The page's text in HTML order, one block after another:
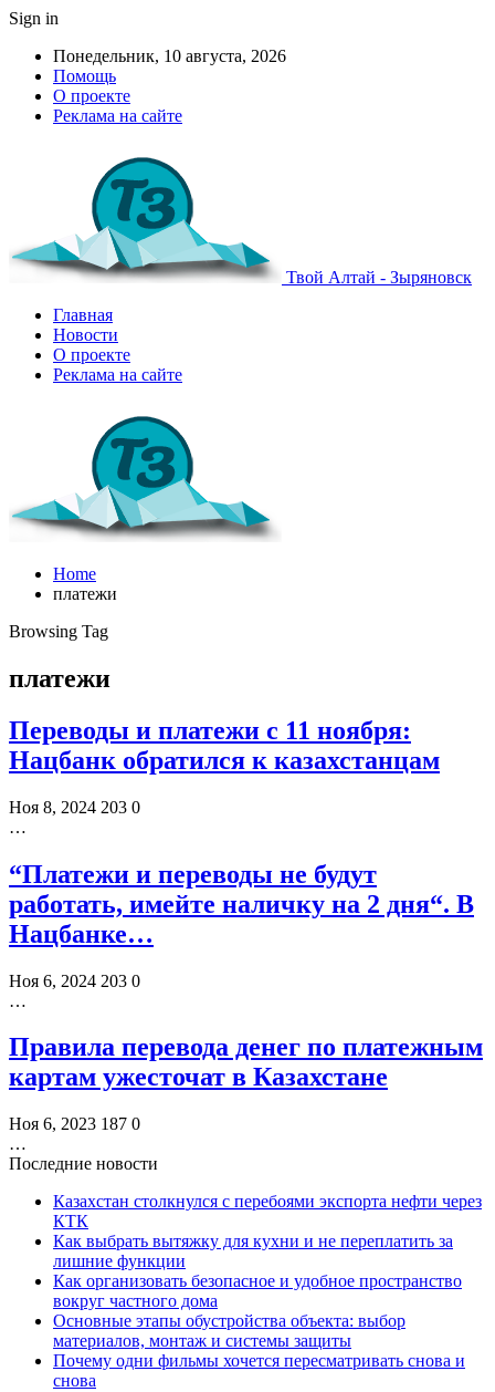
Sign in
Понедельник, 10 августа, 2026
Помощь
О проекте
Реклама на сайте
Твой Алтай - Зыряновск
Главная
Новости
О проекте
Реклама на сайте
Home
платежи
Browsing Tag
платежи
Переводы и платежи с 11 ноября:
Нацбанк обратился к казахстанцам
Ноя 8, 2024 203 0
…
“Платежи и переводы не будут
работать, имейте наличку на 2 дня“. В
Нацбанке…
Ноя 6, 2024 203 0
…
Правила перевода денег по платежным
картам ужесточат в Казахстане
Ноя 6, 2023 187 0
…
Последние новости
Казахстан столкнулся с перебоями экспорта нефти через
КТК
Как выбрать вытяжку для кухни и не переплатить за
лишние функции
Как организовать безопасное и удобное пространство
вокруг частного дома
Основные этапы обустройства объекта: выбор
материалов, монтаж и системы защиты
Почему одни фильмы хочется пересматривать снова и
снова